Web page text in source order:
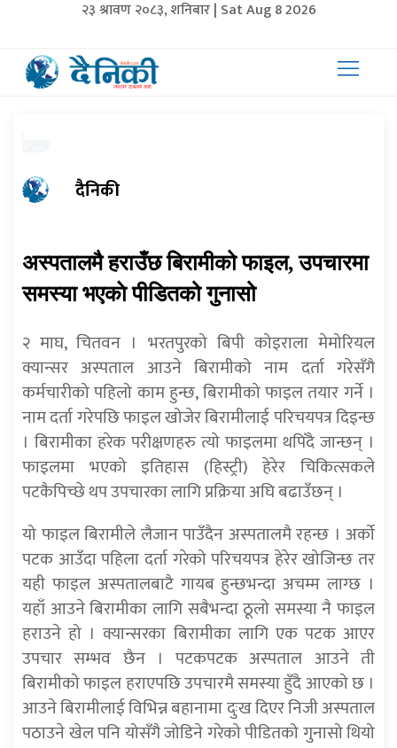
२३ श्रावण २०८३, शनिबार | Sat Aug 8 2026
दैनिकी
अस्पतालमै हराउँछ बिरामीको फाइल, उपचारमा
समस्या भएकाे पीडितको गुनासो
२ माघ, चितवन । भरतपुरको बिपी कोइराला मेमोरियल
क्यान्सर अस्पताल आउने बिरामीको नाम दर्ता गरेसँगै
कर्मचारीको पहिलो काम हुन्छ, बिरामीको फाइल तयार गर्ने ।
नाम दर्ता गरेपछि फाइल खोजेर बिरामीलाई परिचयपत्र दिइन्छ
। बिरामीका हरेक परीक्षणहरु त्यो फाइलमा थपिँदै जान्छन् ।
फाइलमा भएको इतिहास (हिस्ट्री) हेरेर चिकित्सकले
पटकैपिच्छे थप उपचारका लागि प्रक्रिया अघि बढाउँछन् ।
यो फाइल बिरामीले लैजान पाउँदैन अस्पतालमै रहन्छ । अर्काे
पटक आउँदा पहिला दर्ता गरेको परिचयपत्र हेरेर खोजिन्छ तर
यही फाइल अस्पतालबाटै गायब हुन्छभन्दा अचम्म लाग्छ ।
यहाँ आउने बिरामीका लागि सबैभन्दा ठूलो समस्या नै फाइल
हराउने हो । क्यान्सरका बिरामीका लागि एक पटक आएर
उपचार सम्भव छैन । पटकपटक अस्पताल आउने ती
बिरामीको फाइल हराएपछि उपचारमै समस्या हुँदै आएको छ ।
आउने बिरामीलाई विभिन्न बहानामा दुःख दिएर निजी अस्पताल
पठाउने खेल पनि योसँगै जोडिने गरेको पीडितको गुनासो थियो